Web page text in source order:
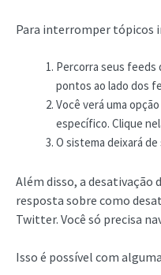
Para interromper tópicos
Percorra seus feeds
pontos ao lado dos
Você verá uma
específico. Clique
O sistema deixará
Além disso, a desativação
resposta sobre como
Twitter. Você só precisa
Isso é possível com